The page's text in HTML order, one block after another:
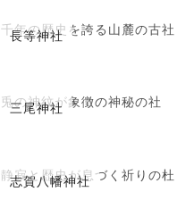
長等神社
千年の歴史を誇る山麓の古社
三尾神社
兎の神紋が象徴の神秘の社
志賀八幡神社
静寂と歴史が息づく祈りの杜